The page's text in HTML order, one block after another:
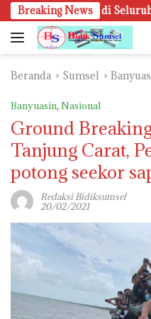
Langsung
ke
konten
Breaking Newsdi Seluruh Daerah
Beranda Sumsel
Banyuasin, Nasional
Ground
Tanjung Carat,
potong seekor
Redaksi Bidiksumsel
20/02/2021